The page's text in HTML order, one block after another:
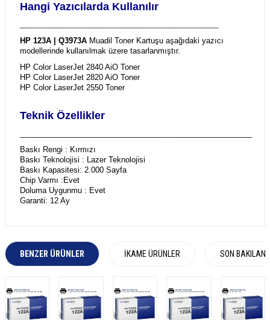
Hangi Yazıcılarda Kullanılır
HP 123A | Q3973A Muadil Toner Kartuşu aşağıdaki yazıcı
modellerinde kullanılmak üzere tasarlanmıştır.
HP Color LaserJet 2840 AiO Toner
HP Color LaserJet 2820 AiO Toner
HP Color LaserJet 2550 Toner
Teknik Özellikler
Baskı Rengi : Kırmızı
Baskı Teknolojisi : Lazer Teknolojisi
Baskı Kapasitesi: 2.000 Sayfa
Chip Varmı :Evet
Doluma Uygunmu : Evet
Garanti: 12 Ay
BENZER ÜRÜNLER İKAME ÜRÜNLER SON